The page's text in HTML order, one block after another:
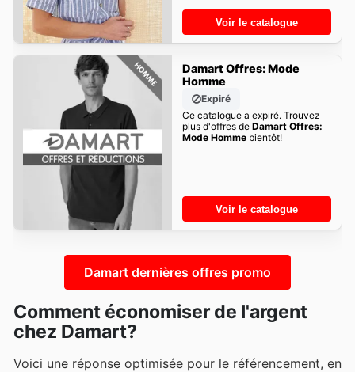
Voir le catalogue
Damart Offres: Mode
Homme
Expiré
Ce catalogue a expiré. Trouvez
plus d'offres de Damart Offres:
Mode Hommebientôt!
Voir le catalogue
Damart dernières offres promo
Comment économiser de l'argent
chez Damart?
Voici une réponse optimisée pour le référencement, en